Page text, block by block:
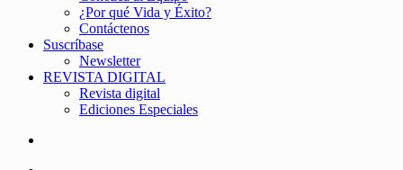
¿Por qué Vida y Éxito?
Contáctenos
Suscríbase
Newsletter
REVISTA DIGITAL
Revista digital
Ediciones Especiales